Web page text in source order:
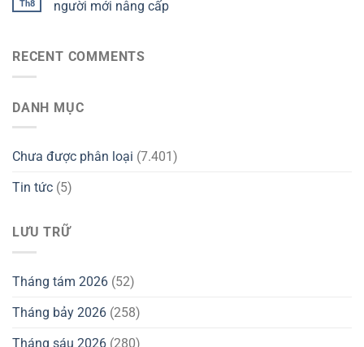
Th8
người mới nâng cấp
RECENT COMMENTS
DANH MỤC
Chưa được phân loại (7.401)
Tin tức (5)
LƯU TRỮ
Tháng tám 2026 (52)
Tháng bảy 2026 (258)
Tháng sáu 2026 (280)